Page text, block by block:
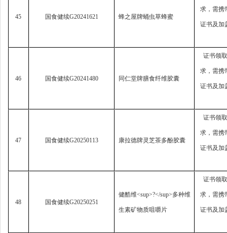
45 国食健续G20241621 蜂之屋牌蛹虫草蜂蜜
求， 需携
证书及加
46 国食健续G20241480 同仁堂牌膳食纤维胶囊
证书领
求， 需携
证书及加
47 国食健续G20250113 康拉德牌灵芝茶多酚胶囊
证书领
求， 需携
证书及加
48 国食健续G20250251
健酷维<sup>?</sup>多种维
生素矿物质咀嚼片
证书领
求， 需携
证书及加